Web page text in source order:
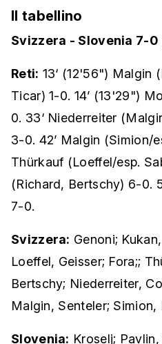
Il tabellino
Svizzera - Slovenia 7-0
Reti: 13‘ (12'56") Malgin
Ticar) 1-0. 14’ (13'29")
0. 33‘ Niederreiter
3-0. 42’ Malgin (Simion/
Thürkauf (Loeffel/esp.
(Richard, Bertschy) 6-0.
7-0.
Svizzera: Genoni;
Loeffel, Geisser; Fora;;
Bertschy; Niederreiter,
Malgin, Senteler; Simion,
Slovenia: Kroselj;